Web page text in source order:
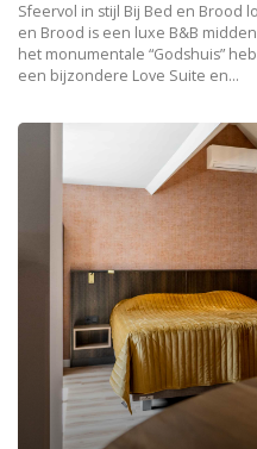
Sfeervol in stijl Bij Bed en Brood
en Brood is een luxe B&B
het monumentale “Godshuis”
een bijzondere Love Suite en...